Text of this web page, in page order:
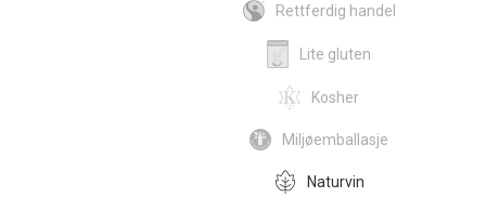
Rettferdig handel
Lite gluten
Kosher
Miljøemballasje
Naturvin